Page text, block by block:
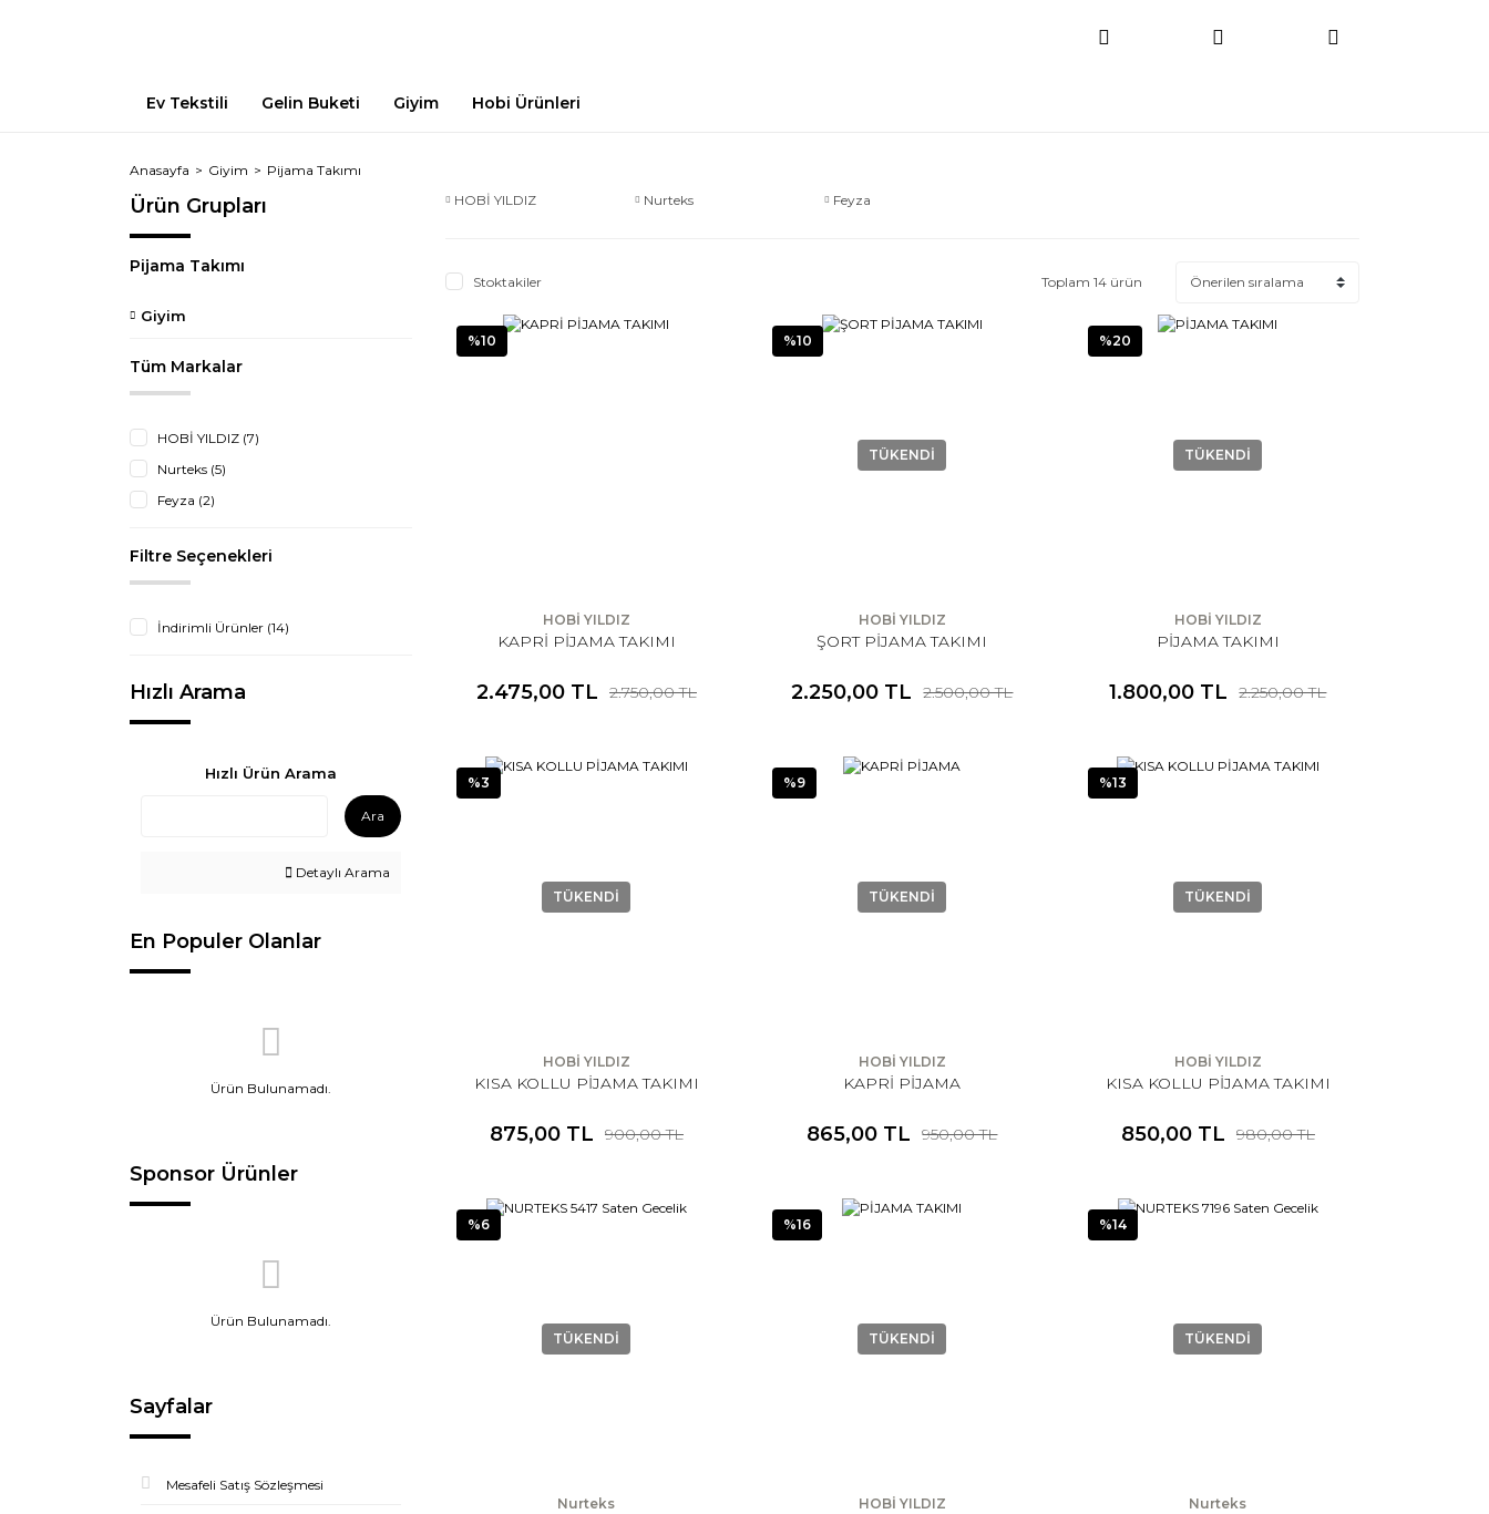
Ev Tekstili Gelin Buketi Giyim Hobi Ürünleri
Anasayfa Giyim Pijama Takımı
Ürün Grupları
Pijama Takımı
Giyim
Tüm Markalar
HOBİ YILDIZ (7)
Nurteks (5)
Feyza (2)
Filtre Seçenekleri
İndirimli Ürünler (14)
Hızlı Arama
Hızlı Ürün Arama
Ara
Detaylı Arama
En Populer Olanlar
Ürün Bulunamadı.
Sponsor Ürünler
Ürün Bulunamadı.
Sayfalar
Mesafeli Satış Sözleşmesi
HOBİ YILDIZ Nurteks Feyza
Stoktakiler Toplam 14 ürün
%10
HOBİ YILDIZ
KAPRİ PİJAMA TAKIMI
2.475,00 TL 2.750,00 TL
%10
TÜKENDİ
HOBİ YILDIZ
ŞORT PİJAMA TAKIMI
2.250,00 TL 2.500,00 TL
%20
TÜKENDİ
HOBİ YILDIZ
PİJAMA TAKIMI
1.800,00 TL 2.250,00 TL
%3
TÜKENDİ
HOBİ YILDIZ
KISA KOLLU PİJAMA TAKIMI
875,00 TL 900,00 TL
%9
TÜKENDİ
HOBİ YILDIZ
KAPRİ PİJAMA
865,00 TL 950,00 TL
%13
TÜKENDİ
HOBİ YILDIZ
KISA KOLLU PİJAMA TAKIMI
850,00 TL 980,00 TL
%6
TÜKENDİ
Nurteks
%16
TÜKENDİ
HOBİ YILDIZ
%14
TÜKENDİ
Nurteks